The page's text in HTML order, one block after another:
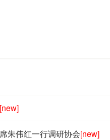
[new]
朱伟红一行调研协会[new]